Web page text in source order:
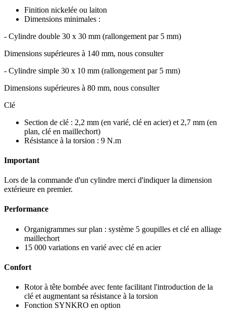
Finition nickelée ou laiton
Dimensions minimales :
- Cylindre double 30 x 30 mm (rallongement par 5 mm)
Dimensions supérieures à 140 mm, nous consulter
- Cylindre simple 30 x 10 mm (rallongement par 5 mm)
Dimensions supérieures à 80 mm, nous consulter
Clé
Section de clé : 2,2 mm (en varié, clé en acier) et 2,7 mm (en
plan, clé en maillechort)
Résistance à la torsion : 9 N.m
Important
Lors de la commande d'un cylindre merci d'indiquer la dimension
extérieure en premier.
Performance
Organigrammes sur plan : système 5 goupilles et clé en alliage
maillechort
15 000 variations en varié avec clé en acier
Confort
Rotor à tête bombée avec fente facilitant l'introduction de la
clé et augmentant sa résistance à la torsion
Fonction SYNKRO en option